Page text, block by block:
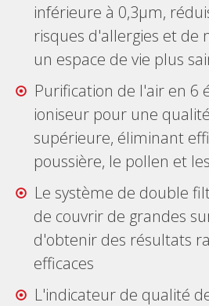
inférieure à 0,3μm,
risques d'allergies et de
un espace de vie plus
Purification de l'air en 6
ioniseur pour une
supérieure, éliminant
poussière, le pollen et
Le système de double
de couvrir de grandes
d'obtenir des résultats
efficaces
L'indicateur de qualité